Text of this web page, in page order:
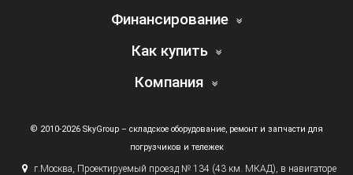
Финансирование
Как купить
Компания
© 2010-2026 SkyGroup – складское оборудование, ремонт и запчасти для
погрузчиков и тележек
г.Москва, Проектируемый проезд № 134 (43км. МКАД), в навигаторе